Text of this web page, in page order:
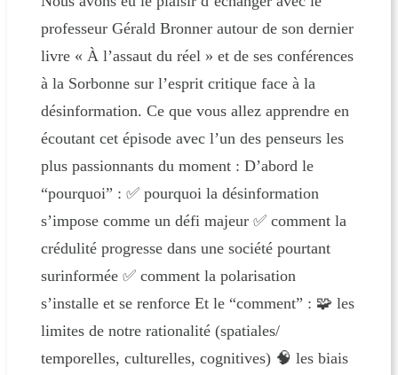
professeur Gérald Bronner autour de son dernier
livre « À l’assaut du réel » et de ses conférences
à la Sorbonne sur l’esprit critique face à la
désinformation. Ce que vous allez apprendre en
écoutant cet épisode avec l’un des penseurs les
plus passionnants du moment : D’abord le
“pourquoi” : ✅ pourquoi la désinformation
s’impose comme un défi majeur ✅ comment la
crédulité progresse dans une société pourtant
surinformée ✅ comment la polarisation
s’installe et se renforce Et le “comment” : 🧩 les
limites de notre rationalité (spatiales/
temporelles, culturelles, cognitives) 🧠 les biais